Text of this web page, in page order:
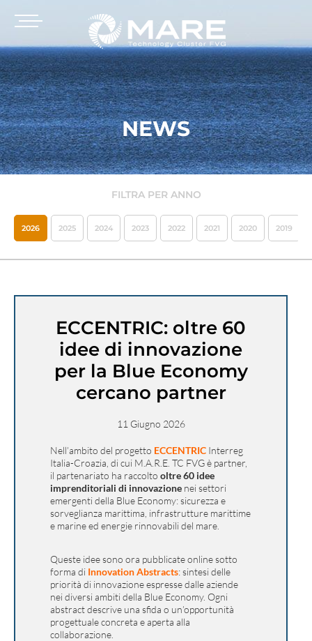
NEWS
FILTRA PER ANNO
2026 2025 2024 2023 2022 2021 2020 2019
ECCENTRIC: oltre 60
idee di innovazione
per la Blue Economy
cercano partner
11 Giugno 2026
Nell’ambito del progetto ECCENTRIC Interreg
Italia-Croazia, di cui M.A.R.E. TC FVG è partner,
il partenariato ha raccolto oltre 60 idee
imprenditoriali di innovazione nei settori
emergenti della Blue Economy: sicurezza e
sorveglianza marittima, infrastrutture marittime
e marine ed energie rinnovabili del mare.
Queste idee sono ora pubblicate online sotto
forma di Innovation Abstracts: sintesi delle
priorità di innovazione espresse dalle aziende
nei diversi ambiti della Blue Economy. Ogni
abstract descrive una sfida o un’opportunità
progettuale concreta e aperta alla
collaborazione.